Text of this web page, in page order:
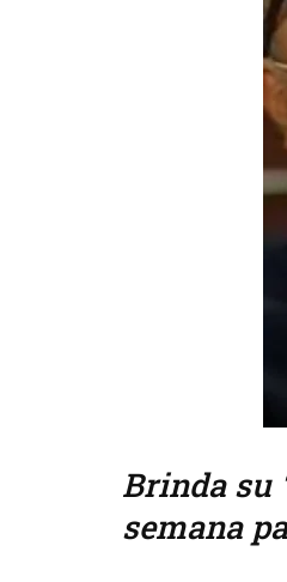
Brinda su
semana